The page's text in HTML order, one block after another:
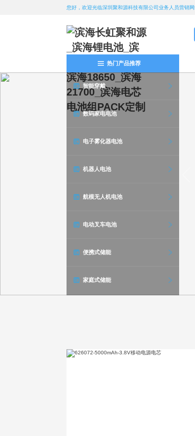
您好，欢迎光临深圳聚和源科技有限公司业务人员营销
热门产品推荐
智能穿戴
数码家电电池
电子雾化器电池
机器人电池
航模无人机电池
电动叉车电池
便携式储能
家庭式储能